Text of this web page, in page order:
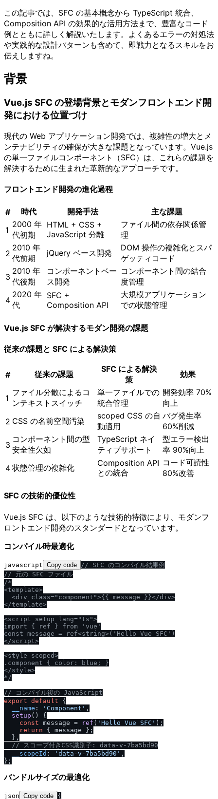
この記事では、SFC の基本概念から TypeScript 統合、
Composition API の効果的な活用方法まで、豊富なコード
例とともに詳しく解説いたします。よくあるエラーの対処法
や実践的な設計パターンも含めて、即戦力となるスキルをお
伝えしますね。
背景
Vue.js SFC の登場背景とモダンフロントエンド開
発における位置づけ
現代の Web アプリケーション開発では、複雑性の増大とメ
ンテナビリティの確保が大きな課題となっています。Vue.js
の単一ファイルコンポーネント（SFC）は、これらの課題を
解決するために生まれた革新的なアプローチです。
フロントエンド開発の進化過程
# 時代 開発手法
主な課題
1
2000 年
代初期
HTML + CSS +
JavaScript 分離
ファイル間の依存関係管
理
2
2010 年
代前期
jQuery ベース開発
DOM 操作の複雑化とスパ
ゲッティコード
3
2010 年
代後期
コンポーネントベー
ス開発
コンポーネント間の結合
度管理
4
2020 年
代
SFC +
Composition API
大規模アプリケーション
での状態管理
Vue.js SFC が解決するモダン開発の課題
従来の課題と SFC による解決策
# 従来の課題
SFC による解決
策
効果
1
ファイル分散によるコ
ンテキストスイッチ
単一ファイルでの
統合管理
開発効率 70%
向上
2 CSS の名前空間汚染
scoped CSS の自
動適用
バグ発生率
60%削減
3
コンポーネント間の型
安全性欠如
TypeScript ネイ
ティブサポート
型エラー検出
率 90%向上
4 状態管理の複雑化
Composition API
との統合
コード可読性
80%改善
SFC の技術的優位性
Vue.js SFC は、以下のような技術的特徴により、モダンフ
ロントエンド開発のスタンダードとなっています。
コンパイル時最適化
javascript Copy code / / SFC のコンパイル結果例
/ / 元の SFC ファイル
/*
<template>
  <div class="component">{{ message }}<
/div>
</template>
<script setup lang="ts">
import { ref } from 'vue'
const message = ref<string>('Hello Vue SFC')
</script>
<style scoped>
.component { color: blue; }
</style>
* /
/ / コンパイル後の JavaScript
export default {
__name : 'Component' ,
setup ( ) {
const message = ref ( 'Hello Vue SFC' );
return { message };
  },
/ / スコープ付きCSS識別子: data-v-7ba5bd90
__scopeId : 'data-v-7ba5bd90' ,
バンドルサイズの最適化
json Copy code {